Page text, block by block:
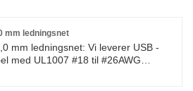
mm ledningsnet
mm ledningsnet: Vi leverer USB -
med UL1007 #18 til #26AWG